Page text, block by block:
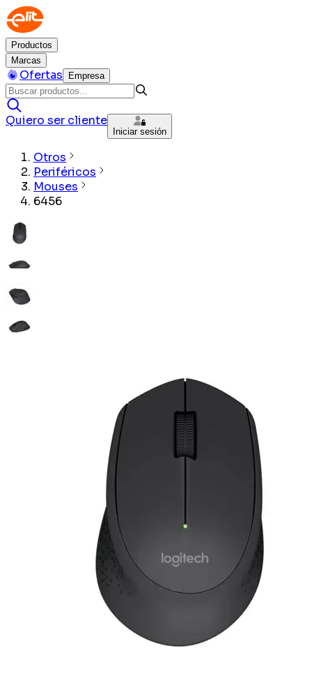
Productos
Marcas
Ofertas Empresa
Quiero ser cliente
Iniciar sesión
Otros
Periféricos
Mouses
6456